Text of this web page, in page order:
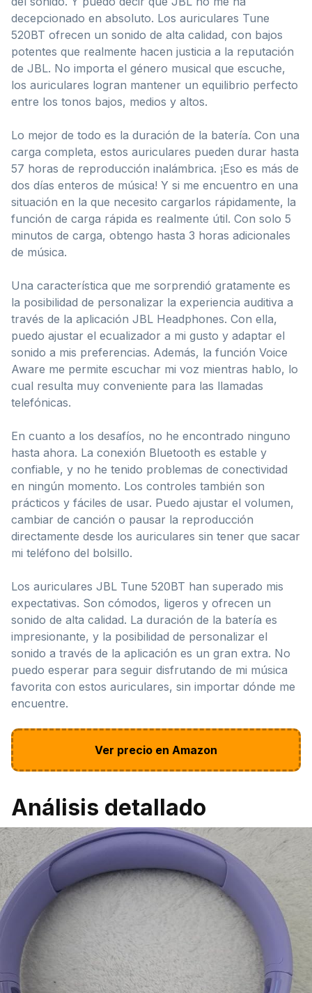
decepcionado en absoluto. Los auriculares Tune
520BT ofrecen un sonido de alta calidad, con bajos
potentes que realmente hacen justicia a la reputación
de JBL. No importa el género musical que escuche,
los auriculares logran mantener un equilibrio perfecto
entre los tonos bajos, medios y altos.
Lo mejor de todo es la duración de la batería. Con una
carga completa, estos auriculares pueden durar hasta
57 horas de reproducción inalámbrica. ¡Eso es más de
dos días enteros de música! Y si me encuentro en una
situación en la que necesito cargarlos rápidamente, la
función de carga rápida es realmente útil. Con solo 5
minutos de carga, obtengo hasta 3 horas adicionales
de música.
Una característica que me sorprendió gratamente es
la posibilidad de personalizar la experiencia auditiva a
través de la aplicación JBL Headphones. Con ella,
puedo ajustar el ecualizador a mi gusto y adaptar el
sonido a mis preferencias. Además, la función Voice
Aware me permite escuchar mi voz mientras hablo, lo
cual resulta muy conveniente para las llamadas
telefónicas.
En cuanto a los desafíos, no he encontrado ninguno
hasta ahora. La conexión Bluetooth es estable y
confiable, y no he tenido problemas de conectividad
en ningún momento. Los controles también son
prácticos y fáciles de usar. Puedo ajustar el volumen,
cambiar de canción o pausar la reproducción
directamente desde los auriculares sin tener que sacar
mi teléfono del bolsillo.
Los auriculares JBL Tune 520BT han superado mis
expectativas. Son cómodos, ligeros y ofrecen un
sonido de alta calidad. La duración de la batería es
impresionante, y la posibilidad de personalizar el
sonido a través de la aplicación es un gran extra. No
puedo esperar para seguir disfrutando de mi música
favorita con estos auriculares, sin importar dónde me
encuentre.
Ver precio en Amazon
Análisis detallado